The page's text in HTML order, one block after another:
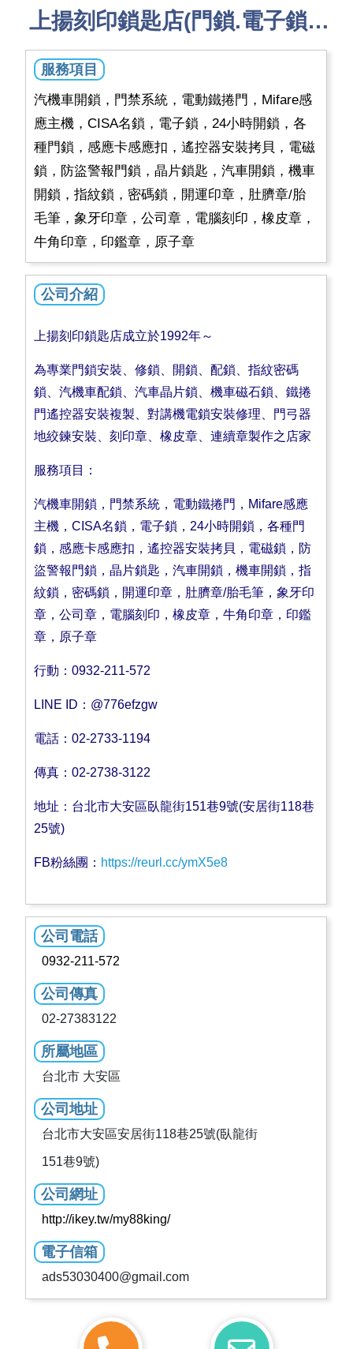
上揚刻印鎖匙店(門鎖.電子鎖店)
服務項目
汽機車開鎖，門禁系統，電動鐵捲門，Mifare感
應主機，CISA名鎖，電子鎖，24小時開鎖，各
種門鎖，感應卡感應扣，遙控器安裝拷貝，電磁
鎖，防盜警報門鎖，晶片鎖匙，汽車開鎖，機車
開鎖，指紋鎖，密碼鎖，開運印章，肚臍章/胎
毛筆，象牙印章，公司章，電腦刻印，橡皮章，
牛角印章，印鑑章，原子章
公司介紹
上揚刻印鎖匙店成立於1992年～
為專業門鎖安裝、修鎖、開鎖、配鎖、指紋密碼
鎖、汽機車配鎖、汽車晶片鎖、機車磁石鎖、鐵捲
門遙控器安裝複製、對講機電鎖安裝修理、門弓器
地絞鍊安裝、刻印章、橡皮章、連續章製作之店家
服務項目：
汽機車開鎖，門禁系統，電動鐵捲門，Mifare感應
主機，CISA名鎖，電子鎖，24小時開鎖，各種門
鎖，感應卡感應扣，遙控器安裝拷貝，電磁鎖，防
盜警報門鎖，晶片鎖匙，汽車開鎖，機車開鎖，指
紋鎖，密碼鎖，開運印章，肚臍章/胎毛筆，象牙印
章，公司章，電腦刻印，橡皮章，牛角印章，印鑑
章，原子章
行動：0932-211-572
LINE ID：@776efzgw
電話：02-2733-1194
傳真：02-2738-3122
地址：台北市大安區臥龍街151巷9號(安居街118巷
25號)
FB粉絲團： https://reurl.cc/ymX5e8
公司電話
0932-211-572
公司傳真
02-27383122
所屬地區
台北市 大安區
公司地址
台北市大安區安居街118巷25號(臥龍街
151巷9號)
公司網址
http://ikey.tw/my88king/
電子信箱
ads53030400@gmail.com